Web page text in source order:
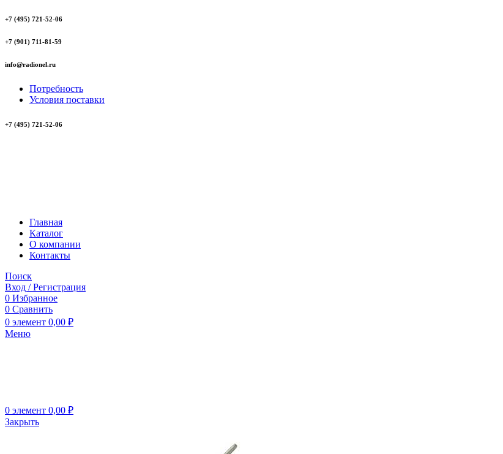
+7 (495) 721-52-06
+7 (901) 711-81-59
info@radionel.ru
Потребность
Условия поставки
+7 (495) 721-52-06
Главная
Каталог
О компании
Контакты
Поиск
Вход / Регистрация
0 Избранное
0 Сравнить
0 элемент 0,00 ₽
Меню
0 элемент 0,00 ₽
Закрыть